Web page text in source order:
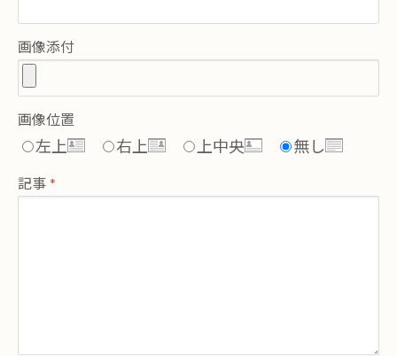
画像添付
画像位置
左上 右上 上中央 無し
記事